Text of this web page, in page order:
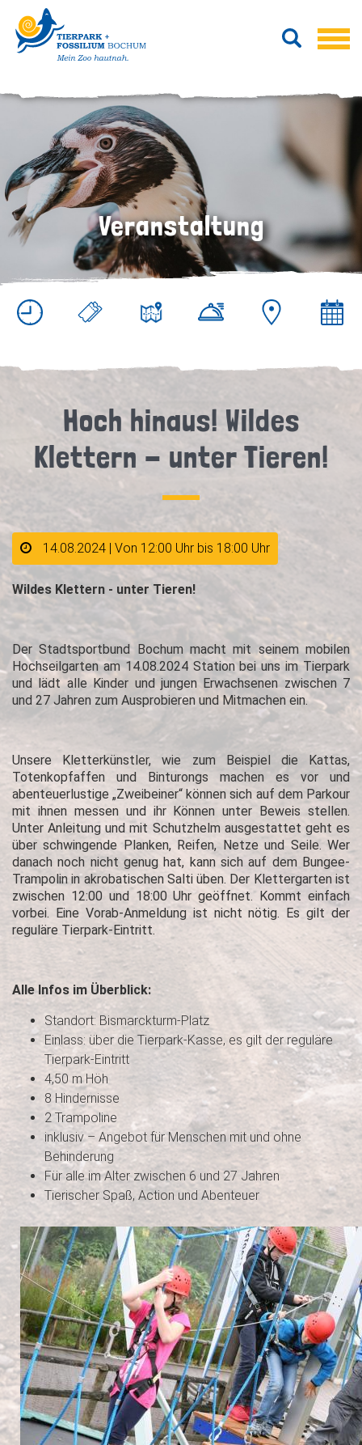
Veranstaltung
Hoch hinaus! Wildes
Klettern - unter Tieren!
14.08.2024 | Von 12:00 Uhr bis 18:00 Uhr
Wildes Klettern - unter Tieren!
Der Stadtsportbund Bochum macht mit seinem mobilen
Hochseilgarten am 14.08.2024 Station bei uns im Tierpark
und lädt alle Kinder und jungen Erwachsenen zwischen 7
und 27 Jahren zum Ausprobieren und Mitmachen ein.
Unsere Kletterkünstler, wie zum Beispiel die Kattas,
Totenkopfaffen und Binturongs machen es vor und
abenteuerlustige „Zweibeiner“ können sich auf dem Parkour
mit ihnen messen und ihr Können unter Beweis stellen.
Unter Anleitung und mit Schutzhelm ausgestattet geht es
über schwingende Planken, Reifen, Netze und Seile. Wer
danach noch nicht genug hat, kann sich auf dem Bungee-
Trampolin in akrobatischen Salti üben. Der Klettergarten ist
zwischen 12:00 und 18:00 Uhr geöffnet. Kommt einfach
vorbei. Eine Vorab-Anmeldung ist nicht nötig. Es gilt der
reguläre Tierpark-Eintritt.
Alle Infos im Überblick:
Standort: Bismarckturm-Platz
Einlass: über die Tierpark-Kasse, es gilt der reguläre
Tierpark-Eintritt
4,50 m Höh
8 Hindernisse
2 Trampoline
inklusiv – Angebot für Menschen mit und ohne
Behinderung
Für alle im Alter zwischen 6 und 27 Jahren
Tierischer Spaß, Action und Abenteuer